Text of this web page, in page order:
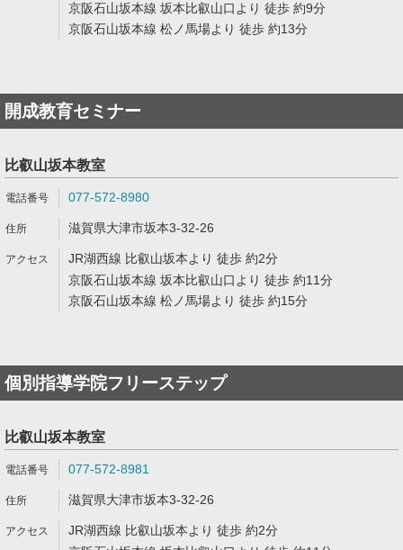
京阪石山坂本線 坂本比叡山口より 徒歩 約9分
京阪石山坂本線 松ノ馬場より 徒歩 約13分
開成教育セミナー
比叡山坂本教室
077-572-8980
滋賀県大津市坂本3-32-26
JR湖西線 比叡山坂本より 徒歩 約2分
京阪石山坂本線 坂本比叡山口より 徒歩 約11分
京阪石山坂本線 松ノ馬場より 徒歩 約15分
個別指導学院フリーステップ
比叡山坂本教室
077-572-8981
滋賀県大津市坂本3-32-26
JR湖西線 比叡山坂本より 徒歩 約2分